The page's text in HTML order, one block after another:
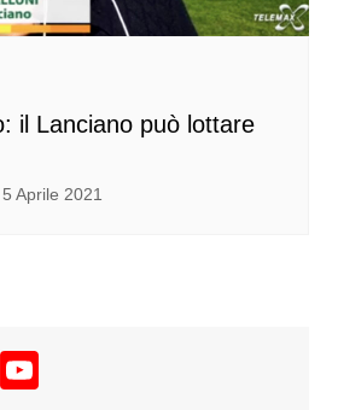
il Lanciano può lottare
5 Aprile 2021
In